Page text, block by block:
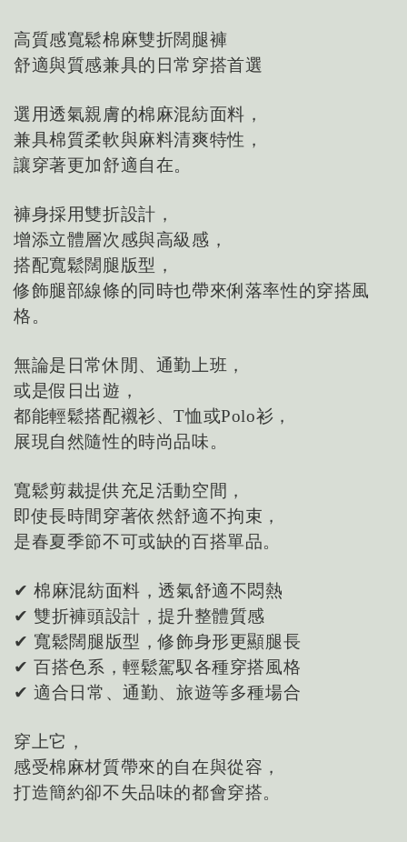
高質感寬鬆棉麻雙折闊腿褲
舒適與質感兼具的日常穿搭首選
選用透氣親膚的棉麻混紡面料，
兼具棉質柔軟與麻料清爽特性，
讓穿著更加舒適自在。
褲身採用雙折設計，
增添立體層次感與高級感，
搭配寬鬆闊腿版型，
修飾腿部線條的同時也帶來俐落率性的穿搭風
格。
無論是日常休閒、通勤上班，
或是假日出遊，
都能輕鬆搭配襯衫、T恤或Polo衫，
展現自然隨性的時尚品味。
寬鬆剪裁提供充足活動空間，
即使長時間穿著依然舒適不拘束，
是春夏季節不可或缺的百搭單品。
✔ 棉麻混紡面料，透氣舒適不悶熱
✔ 雙折褲頭設計，提升整體質感
✔ 寬鬆闊腿版型，修飾身形更顯腿長
✔ 百搭色系，輕鬆駕馭各種穿搭風格
✔ 適合日常、通勤、旅遊等多種場合
穿上它，
感受棉麻材質帶來的自在與從容，
打造簡約卻不失品味的都會穿搭。